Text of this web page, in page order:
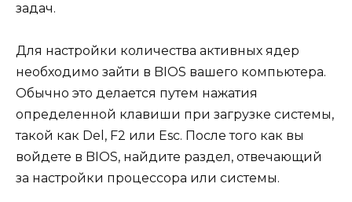
задач.
Для настройки количества активных ядер
необходимо зайти в BIOS вашего компьютера.
Обычно это делается путем нажатия
определенной клавиши при загрузке системы,
такой как Del, F2 или Esc. После того как вы
войдете в BIOS, найдите раздел, отвечающий
за настройки процессора или системы.